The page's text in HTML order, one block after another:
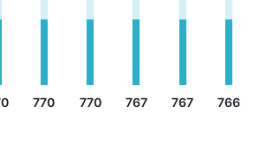
770 770 767 767 766